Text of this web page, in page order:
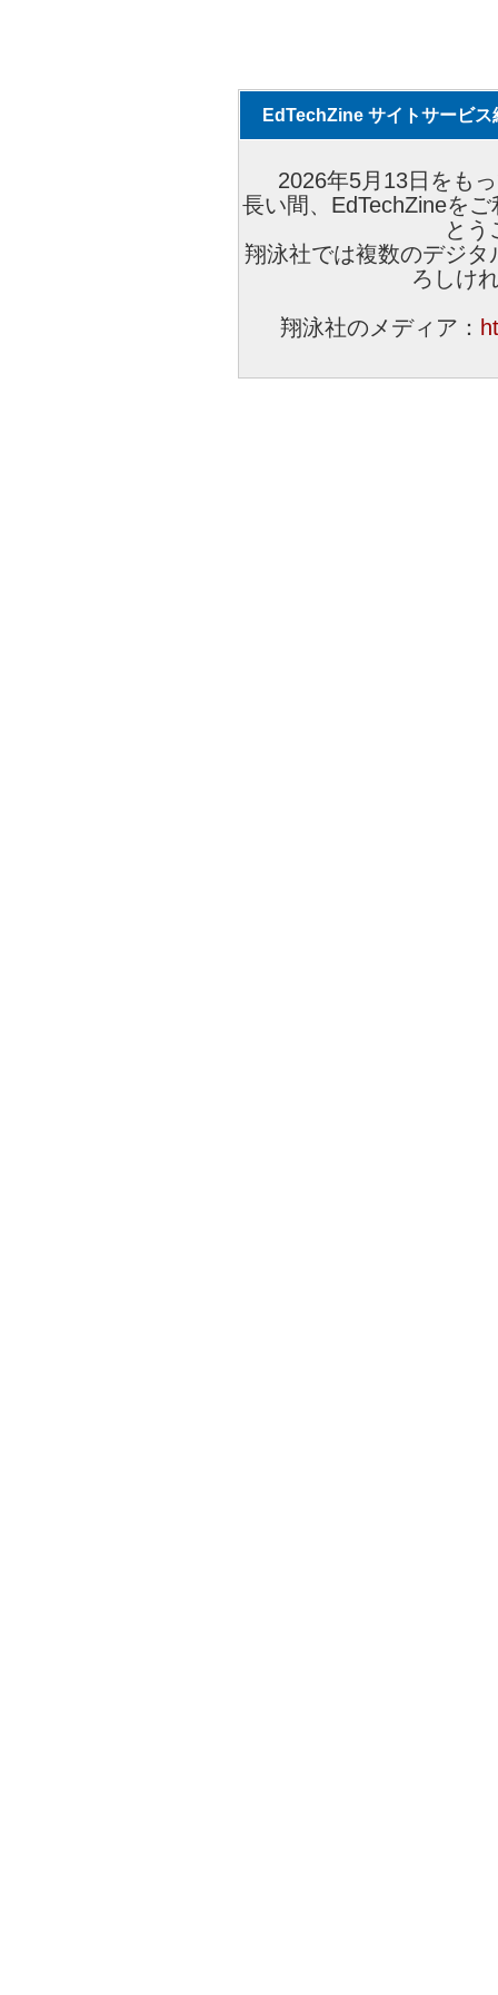
EdTechZine サイトサービス
2026年5月13日をも
長い間、EdTechZineを
とう
翔泳社では複数のデジ
ろしけ
翔泳社のメディア：